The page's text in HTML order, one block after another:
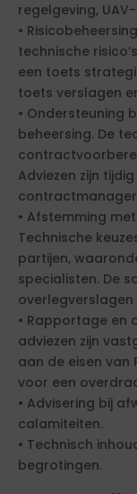
regelgeving,
•
technische
een toets
toets verslagen
• Ondersteuning
beheersing. De
Adviezen zijn
• Afstemming
Technische
partijen,
specialisten. De
• Rapportage en
adviezen zijn
aan de eisen van
voor een
• Advisering bij
calamiteiten.
• Technisch
begrotingen.